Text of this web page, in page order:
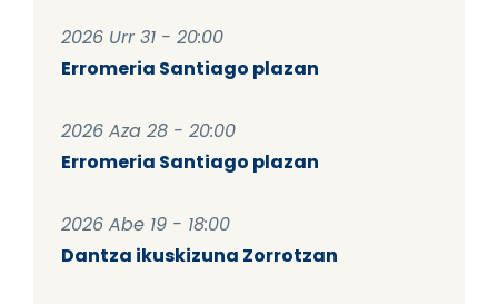
2026 Urr 31 - 20:00
Erromeria Santiago plazan
2026 Aza 28 - 20:00
Erromeria Santiago plazan
2026 Abe 19 - 18:00
Dantza ikuskizuna Zorrotzan